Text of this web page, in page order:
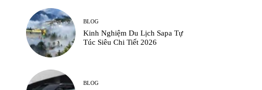
BLOG
Kinh Nghiệm Du Lịch Sapa Tự
Túc Siêu Chi Tiết 2026
BLOG